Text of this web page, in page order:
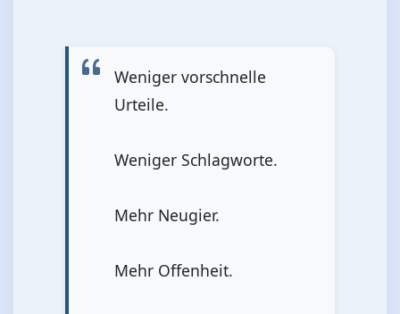
Weniger vorschnelle
Urteile.
Weniger Schlagworte.
Mehr Neugier.
Mehr Offenheit.